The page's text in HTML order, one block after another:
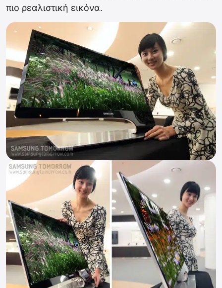
πιο ρεαλιστική εικόνα.